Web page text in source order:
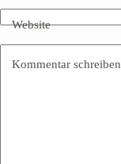
Website
Kommentar schreiben